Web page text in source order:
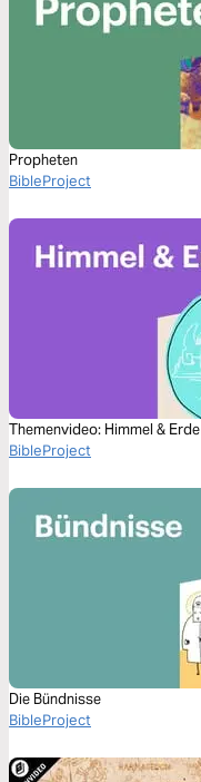
Propheten
BibleProject
Themenvideo: Himmel & Erde
BibleProject
Die Bündnisse
BibleProject